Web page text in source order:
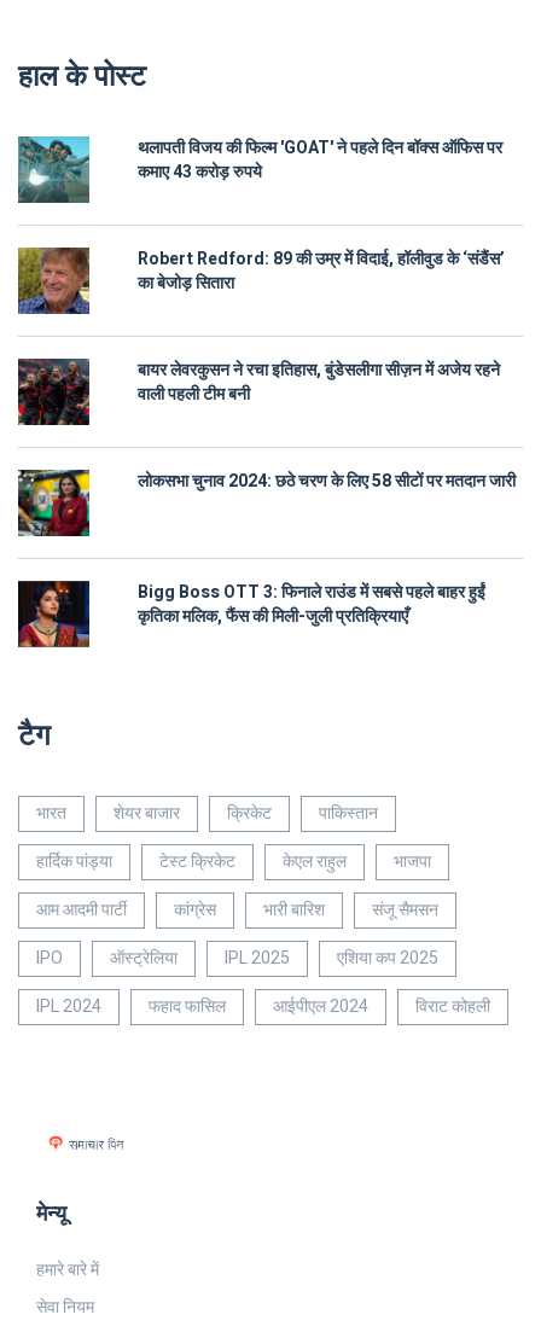
हाल के पोस्ट
थलापती विजय की फिल्म 'GOAT' ने पहले दिन बॉक्स ऑफिस पर
कमाए 43 करोड़ रुपये
Robert Redford: 89 की उम्र में विदाई, हॉलीवुड के ‘संडैंस’
का बेजोड़ सितारा
बायर लेवरकुसन ने रचा इतिहास, बुंडेसलीगा सीज़न में अजेय रहने
वाली पहली टीम बनी
लोकसभा चुनाव 2024: छठे चरण के लिए 58 सीटों पर मतदान जारी
Bigg Boss OTT 3: फिनाले राउंड में सबसे पहले बाहर हुईं
कृतिका मलिक, फैंस की मिली-जुली प्रतिक्रियाएँ
टैग
भारत शेयर बाजार क्रिकेट
पाकिस्तान
हार्दिक पांड्या
टेस्ट क्रिकेट केएल राहुल
भाजपा
आम आदमी पार्टी
कांग्रेस भारी बारिश
संजू सैमसन
IPO
ऑस्ट्रेलिया IPL 2025
एशिया कप 2025
IPL 2024
फहाद फासिल आईपीएल 2024 विराट कोहली
मेन्यू
हमारे बारे में
सेवा नियम